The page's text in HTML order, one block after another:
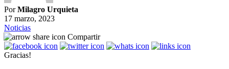
PorMilagro Urquieta
17 marzo, 2023
Noticias
Compartir
Gracias!